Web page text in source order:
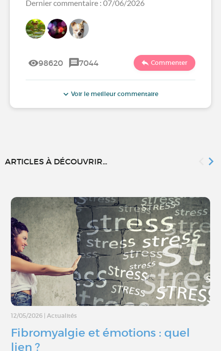
Dernier commentaire : 07/06/2026
98620 7044 Commenter
Voir le meilleur commentaire
ARTICLES À DÉCOUVRIR...
12/05/2026 | Actualités
Fibromyalgie et émotions : quel
lien ?